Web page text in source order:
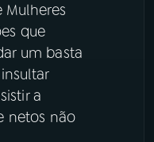
Mulheres
que
um basta
a
netos não